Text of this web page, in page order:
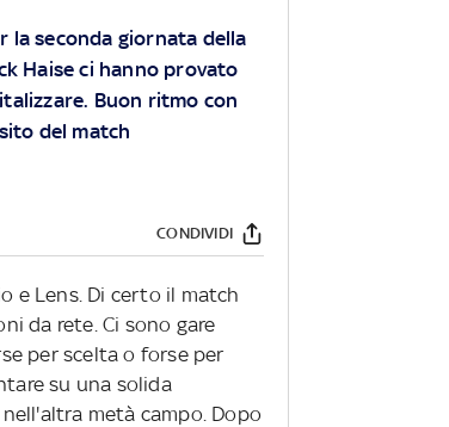
la seconda giornata della
Haise ci hanno provato
Buon ritmo con
del match
CONDIVIDI
e Lens. Di certo il match
da rete. Ci sono gare
per scelta o forse per
su una solida
metà campo. Dopo